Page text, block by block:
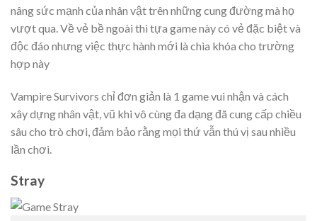
nâng sức mạnh của nhân vật trên những cung đường mà họ
vượt qua. Về vẻ bề ngoài thì tựa game này có vẻ đặc biệt và
độc đáo nhưng việc thực hành mới là chìa khóa cho trường
hợp này
Vampire Survivors chỉ đơn giản là 1 game vui nhận và cách
xây dựng nhân vật, vũ khi vô cùng đa dạng đã cung cấp chiều
sâu cho trò chơi, đảm bảo rằng mọi thứ vẫn thú vị sau nhiều
lần chơi.
Stray